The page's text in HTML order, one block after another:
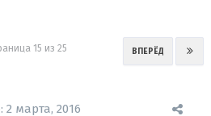
ВПЕРЁД
15 из 25
2 марта, 2016